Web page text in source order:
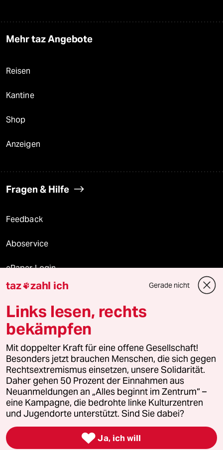
Mehr taz Angebote
Reisen
Kantine
Shop
Anzeigen
Fragen & Hilfe
Feedback
Aboservice
ePaper Login
Downloads für Abonnierende
© 2026 taz Verlags und Vertriebs GmbH
Alle Rechte vorbehalten. Bei rechtlichen Fragen oder für Genehmigungen
wenden Sie sich bitte an lizenzen@taz.de
Feedback Redaktionsstatut Kommune-Richtlinien
Leitlinie Informant Datenschutz Impressum AGB
Seitenwende Einwilligungen widerrufen (Ads)
taz zahl ich Gerade nicht
Links lesen, rechts
bekämpfen
Mit doppelter Kraft für eine offene Gesellschaft!
Besonders jetzt brauchen Menschen, die sich gegen
Rechtsextremismus einsetzen, unsere Solidarität.
Daher gehen 50 Prozent der Einnahmen aus
Neuanmeldungen an „Alles beginnt im Zentrum“ –
eine Kampagne, die bedrohte linke Kulturzentren
und Jugendorte unterstützt. Sind Sie dabei?
 Ja, ich will